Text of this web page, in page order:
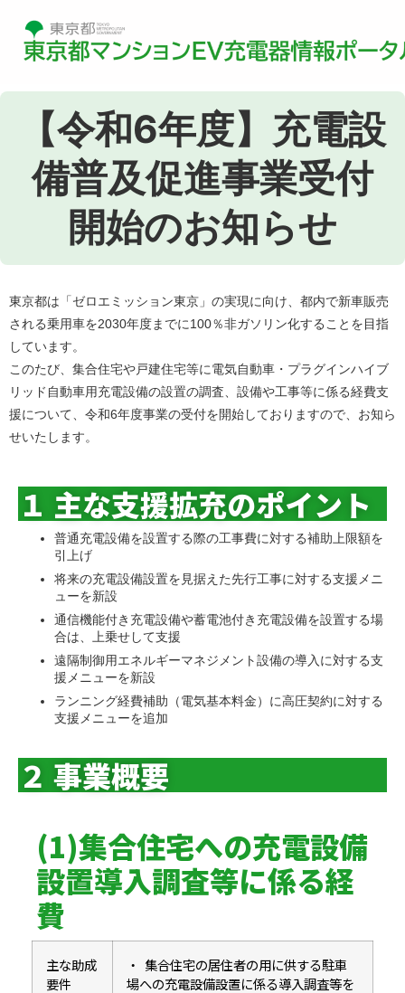
【令和6年度】充電設
備普及促進事業受付
開始のお知らせ
東京都は「ゼロエミッション東京」の実現に向け、都内で新車販売
される乗用車を2030年度までに100％非ガソリン化することを目指
しています。
このたび、集合住宅や戸建住宅等に電気自動車・プラグインハイブ
リッド自動車用充電設備の設置の調査、設備や工事等に係る経費支
援について、令和6年度事業の受付を開始しておりますので、お知ら
せいたします。
１ 主な支援拡充のポイント
普通充電設備を設置する際の工事費に対する補助上限額を
引上げ
将来の充電設備設置を見据えた先行工事に対する支援メニ
ューを新設
通信機能付き充電設備や蓄電池付き充電設備を設置する場
合は、上乗せして支援
遠隔制御用エネルギーマネジメント設備の導入に対する支
援メニューを新設
ランニング経費補助（電気基本料金）に高圧契約に対する
支援メニューを追加
２ 事業概要
(1)集合住宅への充電設備
設置導入調査等に係る経
費
主な助成
要件
・ 集合住宅の居住者の用に供する駐車
場への充電設備設置に係る導入調査等を